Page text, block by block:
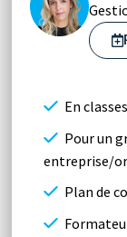
En
Pour un
entreprise/
Plan de